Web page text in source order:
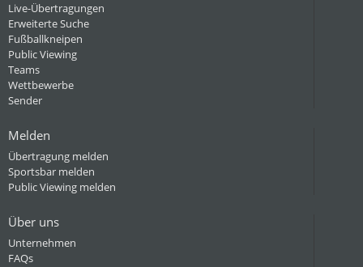
Live-Übertragungen
Erweiterte Suche
Fußballkneipen
Public Viewing
Teams
Wettbewerbe
Sender
Melden
Übertragung melden
Sportsbar melden
Public Viewing melden
Über uns
Unternehmen
FAQs